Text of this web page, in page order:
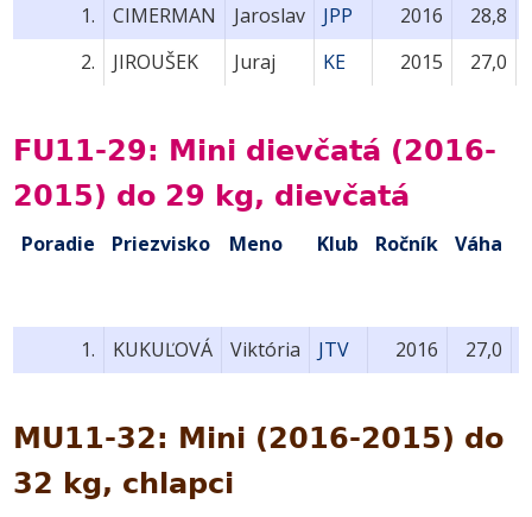
1.
CIMERMAN Jaroslav JPP 2016
28,8
2.
JIROUŠEK Juraj KE 2015 27,0
FU11-29: Mini dievčatá (2016-
2015) do 29 kg, dievčatá
Poradie Priezvisko Meno Klub Ročník Váha
1.
KUKUĽOVÁ Viktória JTV 2016 27,0
MU11-32: Mini (2016-2015) do
32 kg, chlapci